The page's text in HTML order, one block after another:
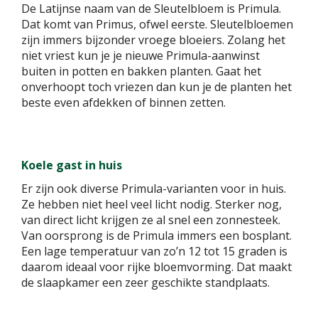
De Latijnse naam van de Sleutelbloem is Primula.
Dat komt van Primus, ofwel eerste. Sleutelbloemen
zijn immers bijzonder vroege bloeiers. Zolang het
niet vriest kun je je nieuwe Primula-aanwinst
buiten in potten en bakken planten. Gaat het
onverhoopt toch vriezen dan kun je de planten het
beste even afdekken of binnen zetten.
Koele gast in huis
Er zijn ook diverse Primula-varianten voor in huis.
Ze hebben niet heel veel licht nodig. Sterker nog,
van direct licht krijgen ze al snel een zonnesteek.
Van oorsprong is de Primula immers een bosplant.
Een lage temperatuur van zo’n 12 tot 15 graden is
daarom ideaal voor rijke bloemvorming. Dat maakt
de slaapkamer een zeer geschikte standplaats.